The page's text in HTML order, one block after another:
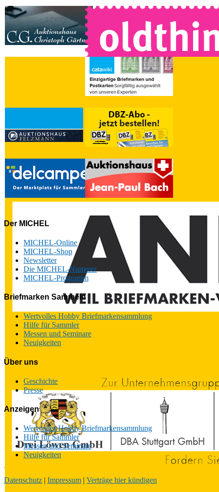
Der MICHEL
MICHEL-Online
MICHEL-Shop
Newsletter
Die MICHEL-Nummer
MICHEL-Programm
Briefmarken Sammeln
Wertvolles Hobby Briefmarkensammlung
Hilfe für Sammler
Messen und Seminare
Neuigkeiten
Über uns
Geschichte
Presse
Anzeigen
Wertvolles Hobby Briefmarkensammlung
Hilfe für Sammler
Messen und Seminare
Neuigkeiten
Datenschutz | Impressum | Verträge hier kündigen